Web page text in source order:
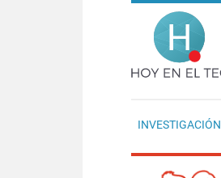
Pasar al contenido principal
INVESTIGACIÓN